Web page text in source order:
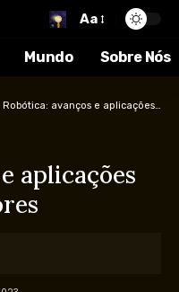
Aa
Mundo Sobre Nós
Robótica: avanços e aplicações em diferentes setores
aplicações